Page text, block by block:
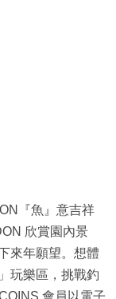
『魚』意吉祥
欣賞園內景
來年願望。想體
玩樂區，挑戰釣
會員以電子